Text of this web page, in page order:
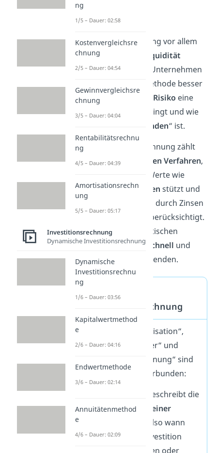
Ausgaben bereit.
Amortisationsrechnung vor allem
fürSicherheit
Liquidität
(Zahlungsfähigkeit): Unternehmen
können mit dieser Methode besser
einschätzen, welches Risiko eine
Investition mit sich bringt und wie
gebunden“ ist.
Die Amortisationsrechnung zählt
dabei zu den
statischen Verfahren,
da sie sich auf feste Werte wie
Kosten und Einnahmen stützt und
keine Veränderungen durch Zinsen
oder Inflationsraten berücksichtigt.
Der Vorteil dieser statischen
Betrachtung: Sie ist
schnell und
unkompliziert
anzuwenden.
Amortisationsrechnung
Die Begriffe „Amortisation“,
„Amortisationsdauer“ und
„Amortisationsrechnung“ sind
eng miteinander verbunden:
beschreibt die
„Rückzahlung“ einer
— also wann
und wie eine Investition
durch Einnahmen oder
ng
1/5 – Dauer: 02:58
Kostenvergleichsre
chnung
2/5 – Dauer: 04:54
Gewinnvergleichsre
chnung
3/5 – Dauer: 04:04
Rentabilitätsrechnu
ng
4/5 – Dauer: 04:39
Amortisationsrechn
ung
5/5 – Dauer: 05:17
Investitionsrechnung
Dynamische Investitionsrechnung
Dynamische
Investitionsrechnu
ng
1/6 – Dauer: 03:56
Kapitalwertmethod
e
2/6 – Dauer: 04:16
Endwertmethode
3/6 – Dauer: 02:14
Annuitätenmethod
e
4/6 – Dauer: 02:09